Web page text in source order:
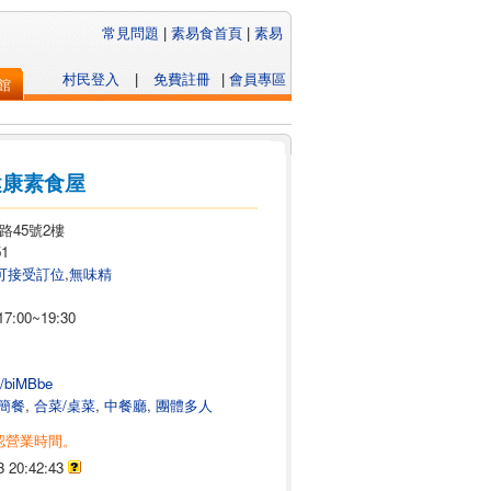
| 會員專區
免費註冊
|
村民登入
常見問題 | 素易食首頁 | 素易
素食屋
45號2樓
接受訂位,無味精
餐, 合菜/桌菜, 中餐廳, 團體多人
業時間。
20:42:43